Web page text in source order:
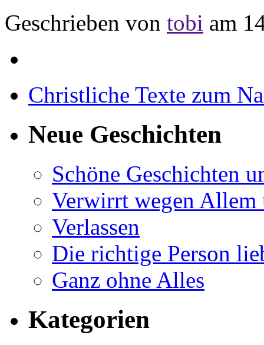
Geschrieben von tobi am
Christliche Texte zum
Neue Geschichten
Schöne Geschichten
Verwirrt wegen Allem
Verlassen
Die richtige Person
Ganz ohne Alles
Kategorien